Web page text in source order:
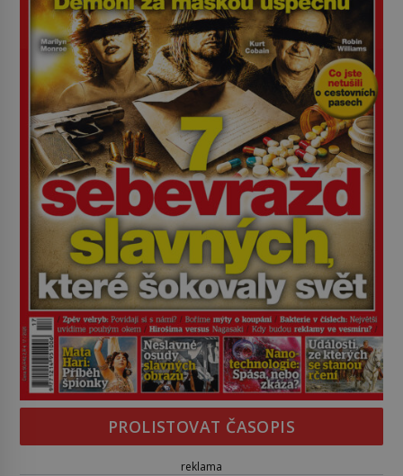
PROLISTOVAT ČASOPIS
reklama